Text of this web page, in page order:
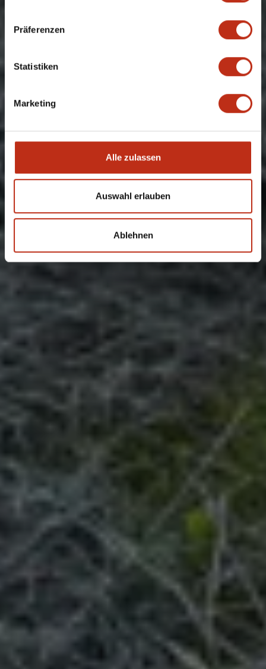
Präferenzen
Statistiken
Marketing
Alle zulassen
Auswahl erlauben
Ablehnen